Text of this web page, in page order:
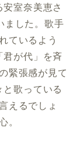
室奈美恵さ
ました。歌手
ているよう
君が代」を斉
緊張感が見て
歌っている
えるでしょ
。